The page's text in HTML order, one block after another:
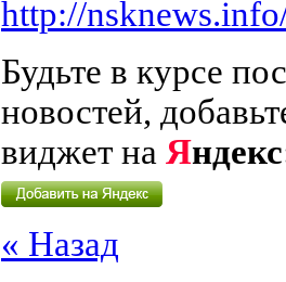
http://
Будьте в курсе
новостей,
виджет на Я
« Назад